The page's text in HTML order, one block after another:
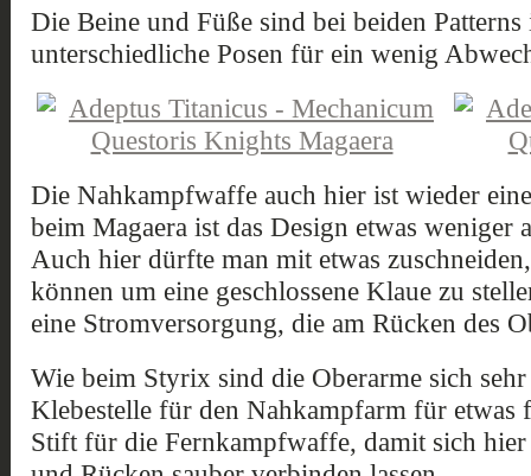
Die Beine und Füße sind bei beiden
unterschiedliche Posen für ein wenig
Die Nahkampfwaffe auch hier ist wieder
beim Magaera ist das Design etwas weniger
Auch hier dürfte man mit etwas
können um eine geschlossene Klaue zu
eine Stromversorgung, die am Rücken des
Wie beim Styrix sind die Oberarme sich
Klebestelle für den Nahkampfarm für etwas
Stift für die Fernkampfwaffe, damit sich